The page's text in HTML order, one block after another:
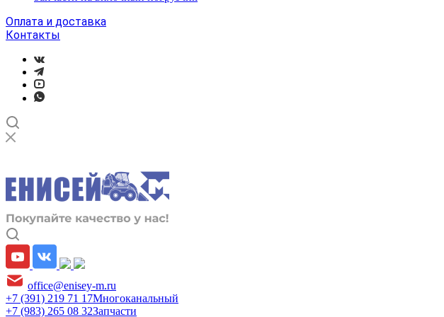
Оплата и доставка
Контакты
office@enisey-m.ru
+7 (391) 219 71 17Многоканальный
+7 (983) 265 08 32Запчасти